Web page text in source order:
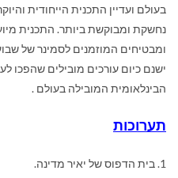
בעולם ועדיין התכנית הייחודית
ישנם כיום עורכים מובילים שהפכו
הבינלאומית המובילה בעולם .
תערוכות
1. בית הדפוס של יאיר מדינה.